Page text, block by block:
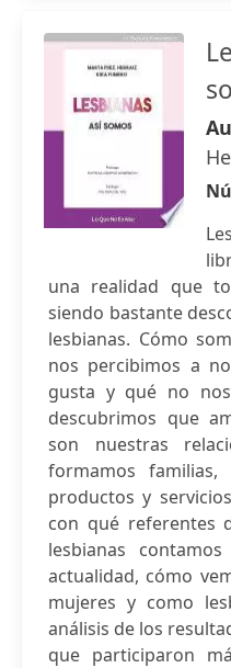
una realidad que
siendo bastante
lesbianas. Cómo
nos percibimos a
gusta y qué no
descubrimos que
son nuestras
formamos
productos y
con qué referentes
lesbianas
actualidad, cómo
mujeres y como
análisis de los
que participaron